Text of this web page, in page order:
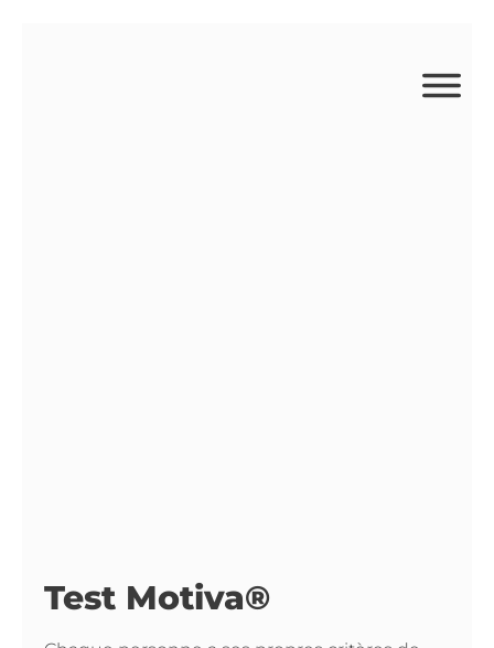
Test Motiva®